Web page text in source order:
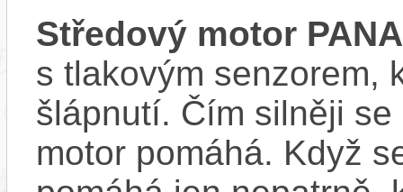
Středový motor
s tlakovým senzorem,
šlápnutí. Čím silněji
motor pomáhá. Když